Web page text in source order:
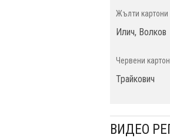
Жълти картони
Илич, Волков
Червени
Трайкович
ВИДЕО